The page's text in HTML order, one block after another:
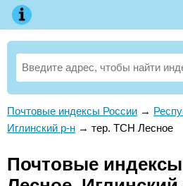
Почтовые индексы России →
Иглинский р-н → тер. ТСН Лесное
Почтовые